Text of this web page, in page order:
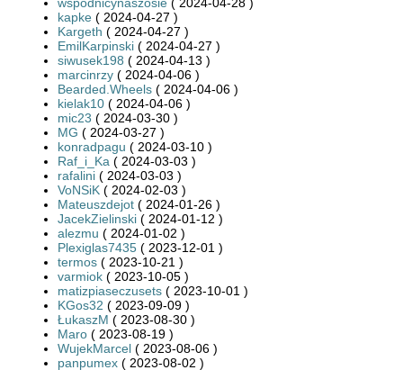
kapke ( 2024-04-27 )
Kargeth ( 2024-04-27 )
EmilKarpinski ( 2024-04-27 )
siwusek198 ( 2024-04-13 )
marcinrzy ( 2024-04-06 )
Bearded.Wheels ( 2024-04-06 )
kielak10 ( 2024-04-06 )
mic23 ( 2024-03-30 )
MG ( 2024-03-27 )
konradpagu ( 2024-03-10 )
Raf_i_Ka ( 2024-03-03 )
rafalini ( 2024-03-03 )
VoNSiK ( 2024-02-03 )
Mateuszdejot ( 2024-01-26 )
JacekZielinski ( 2024-01-12 )
alezmu ( 2024-01-02 )
Plexiglas7435 ( 2023-12-01 )
termos ( 2023-10-21 )
varmiok ( 2023-10-05 )
matizpiaseczusets ( 2023-10-01 )
KGos32 ( 2023-09-09 )
ŁukaszM ( 2023-08-30 )
Maro ( 2023-08-19 )
WujekMarcel ( 2023-08-06 )
panpumex ( 2023-08-02 )